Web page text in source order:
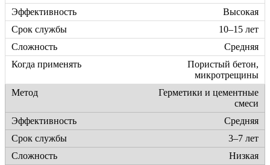
Высокая
10–15 лет
Средняя
Пористый бетон,
микротрещины
Герметики и цементные
смеси
Средняя
3–7 лет
Низкая